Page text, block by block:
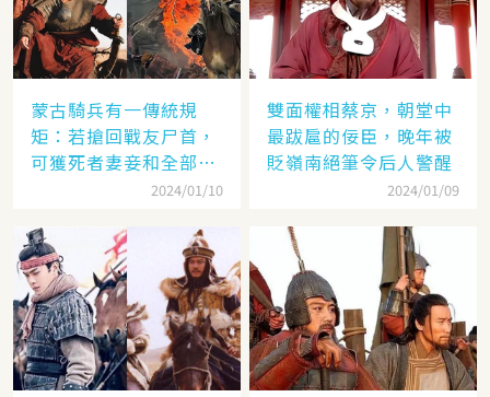
蒙古騎兵有一傳統規
矩：若搶回戰友尸首，
可獲死者妻妾和全部牲
2024/01/10
雙面權相蔡京，朝堂中
最跋扈的佞臣，晚年被
貶嶺南絕筆令后人警醒
2024/01/09